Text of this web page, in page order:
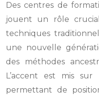
Des centres de
jouent un rôle
techniques
une nouvelle
des méthodes
L’accent est mis
permettant de